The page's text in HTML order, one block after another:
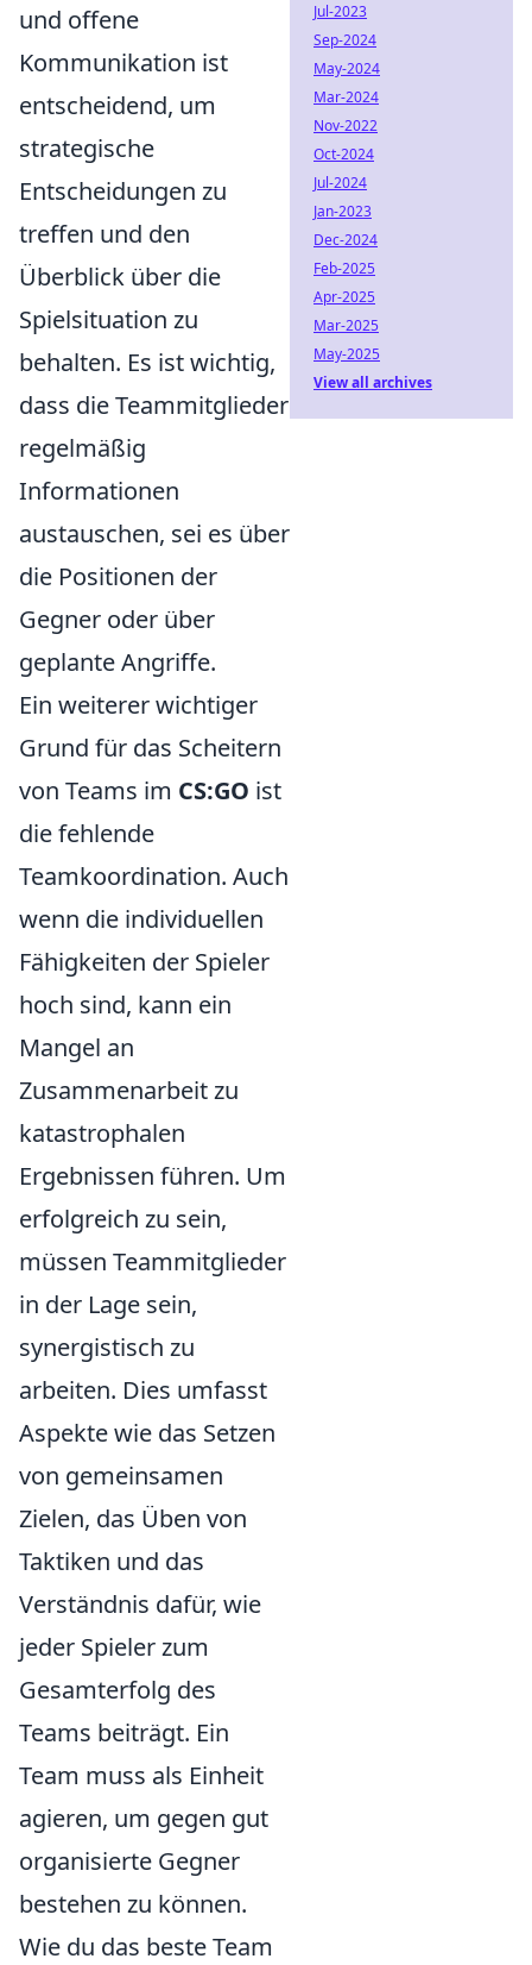
und offene
Kommunikation ist
entscheidend, um
strategische
Entscheidungen zu
treffen und den
Überblick über die
Spielsituation zu
behalten. Es ist wichtig,
dass die Teammitglieder
regelmäßig
Informationen
austauschen, sei es über
die Positionen der
Gegner oder über
geplante Angriffe.
Ein weiterer wichtiger
Grund für das Scheitern
von Teams im CS:GO ist
die fehlende
Teamkoordination. Auch
wenn die individuellen
Fähigkeiten der Spieler
hoch sind, kann ein
Mangel an
Zusammenarbeit zu
katastrophalen
Ergebnissen führen. Um
erfolgreich zu sein,
müssen Teammitglieder
in der Lage sein,
synergistisch zu
arbeiten. Dies umfasst
Aspekte wie das Setzen
von gemeinsamen
Zielen, das Üben von
Taktiken und das
Verständnis dafür, wie
jeder Spieler zum
Gesamterfolg des
Teams beiträgt. Ein
Team muss als Einheit
agieren, um gegen gut
organisierte Gegner
bestehen zu können.
Wie du das beste Team
Jul-2023
Sep-2024
May-2024
Mar-2024
Nov-2022
Oct-2024
Jul-2024
Jan-2023
Dec-2024
Feb-2025
Apr-2025
Mar-2025
May-2025
View all archives